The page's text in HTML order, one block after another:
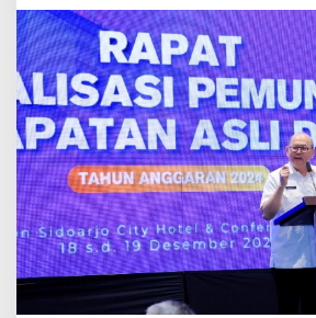
e
l
i
M
a
s
y
a
r
a
k
a
t
D
o
r